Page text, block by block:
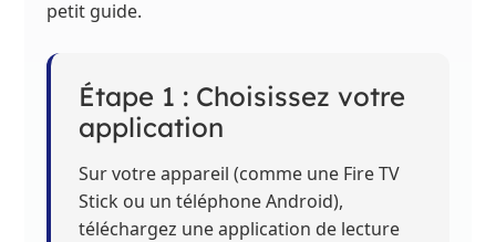
petit guide.
Étape 1 : Choisissez votre
application
Sur votre appareil (comme une Fire TV
Stick ou un téléphone Android),
téléchargez une application de lecture